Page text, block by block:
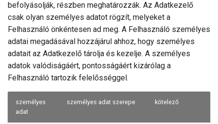
befolyásolják, részben meghatározzák. Az Adatkezelő
csak olyan személyes adatot rögzít, melyeket a
Felhasználó önkéntesen ad meg. A Felhasználó személyes
adatai megadásával hozzájárul ahhoz, hogy személyes
adatait az Adatkezelő tárolja és kezelje. A személyes
adatok valódiságáért, pontosságáért kizárólag a
Felhasználó tartozik felelősséggel.
személyes
adat
személyes adat szerepe kötelező